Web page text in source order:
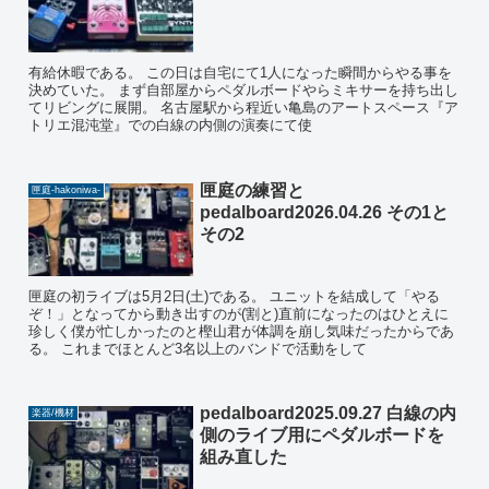
有給休暇である。 この日は自宅にて1人になった瞬間からやる事を
決めていた。 まず自部屋からペダルボードやらミキサーを持ち出し
てリビングに展開。 名古屋駅から程近い亀島のアートスペース『ア
トリエ混沌堂』での白線の内側の演奏にて使
匣庭-hakoniwa-
匣庭の練習と
pedalboard2026.04.26 その1と
その2
匣庭の初ライブは5月2日(土)である。 ユニットを結成して「やる
ぞ！」となってから動き出すのが(割と)直前になったのはひとえに
珍しく僕が忙しかったのと樫山君が体調を崩し気味だったからであ
る。 これまでほとんど3名以上のバンドで活動をして
楽器/機材
pedalboard2025.09.27 白線の内
側のライブ用にペダルボードを
組み直した